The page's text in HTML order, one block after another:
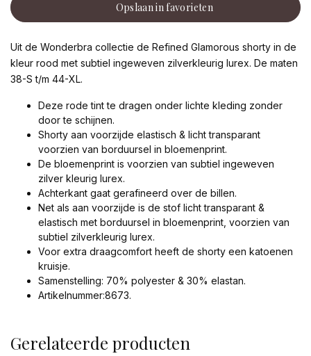
Opslaan in favorieten
Uit de Wonderbra collectie de Refined Glamorous shorty in de
kleur rood met subtiel ingeweven zilverkleurig lurex. De maten
38-S t/m 44-XL.
Deze rode tint te dragen onder lichte kleding zonder
door te schijnen.
Shorty aan voorzijde elastisch & licht transparant
voorzien van borduursel in bloemenprint.
De bloemenprint is voorzien van subtiel ingeweven
zilver kleurig lurex.
Achterkant gaat gerafineerd over de billen.
Net als aan voorzijde is de stof licht transparant &
elastisch met borduursel in bloemenprint, voorzien van
subtiel zilverkleurig lurex.
Voor extra draagcomfort heeft de shorty een katoenen
kruisje.
Samenstelling: 70% polyester & 30% elastan.
Artikelnummer:8673.
Gerelateerde producten